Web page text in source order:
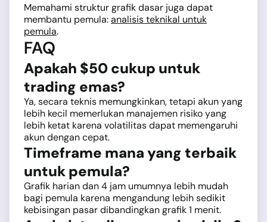
Memahami struktur grafik dasar juga dapat
membantu pemula:analisis teknikal untuk
pemula.
FAQ
Apakah $50 cukup untuk
trading emas?
Ya, secara teknis memungkinkan, tetapi akun yang
lebih kecil memerlukan manajemen risiko yang
lebih ketat karena volatilitas dapat memengaruhi
akun dengan cepat.
Timeframe mana yang terbaik
untuk pemula?
Grafik harian dan 4 jam umumnya lebih mudah
bagi pemula karena mengandung lebih sedikit
kebisingan pasar dibandingkan grafik 1 menit.